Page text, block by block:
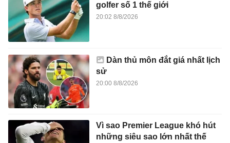
golfer số 1 thế giới
20:02 8/8/2026
Dàn thủ môn đắt giá nhất lịch
sử
20:00 8/8/2026
Vì sao Premier League khó hút
những siêu sao lớn nhất thế